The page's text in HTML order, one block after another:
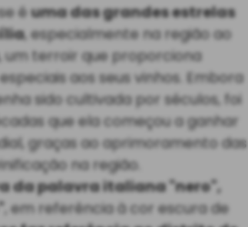
éuma das grandes estrelas
, especialmente na região ao
, um terroir que proporciona
aos seus vinhos. Embora
sido cultivada por séculos, foi
que ela começou a ganhar
graças ao aprimoramento das
na região.
da palavra italiana "nero",
, em referência à cor escura de